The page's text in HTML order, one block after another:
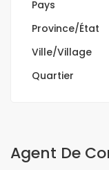
Pays
Province/État
Ville/Village
Quartier
Agent De